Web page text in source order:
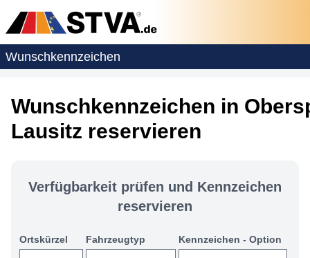
Wunschkennzeichen
Wunschkennzeichen in
Lausitz reservieren
Verfügbarkeit prüfen und Kennzeichen
reservieren
Ortskürzel Fahrzeugtyp Kennzeichen - Option